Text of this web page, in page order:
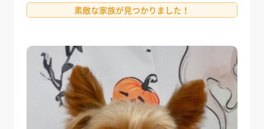
素敵な家族が見つかりました！